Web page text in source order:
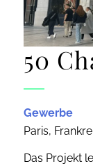
50
Gewerbe
Paris,
Das Projekt